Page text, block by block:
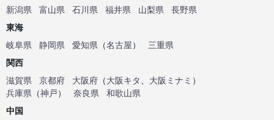
新潟県
富山県 石川県 福井県 山梨県
長野県
東海
岐阜県
静岡県 愛知県 （名古屋）
三重県
関西
滋賀県
京都府 大阪府 （大阪キタ 大阪ミナミ ）
兵庫県 （神戸） 奈良県
和歌山県
中国